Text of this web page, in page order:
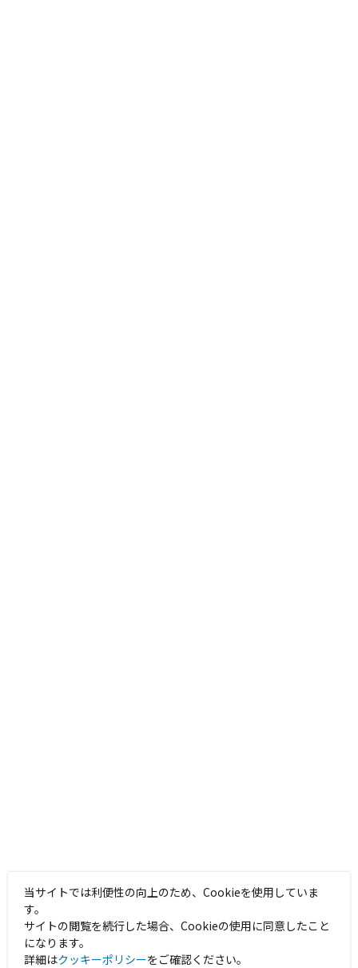
当サイトでは利便性の向上のため、Cookieを使用していま
す。
サイトの閲覧を続行した場合、Cookieの使用に同意したこと
になります。
詳細はクッキーポリシーをご確認ください。